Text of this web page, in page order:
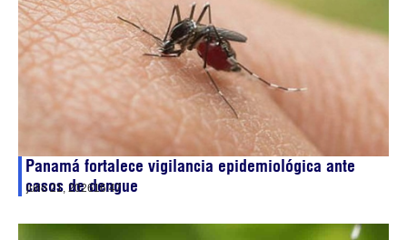
Panamá fortalece vigilancia epidemiológica ante
casos de dengue
julio 21, 202616:47